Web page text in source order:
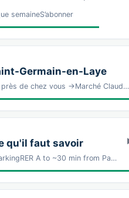
semaineS’abonner
Germain-en-Laye
près de chez vous →Marché Claud…
qu'il faut savoir
A to ~30 min from Pa…